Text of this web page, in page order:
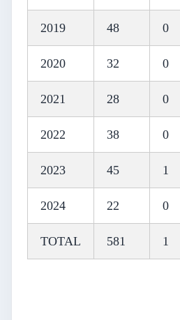
2019 48 0
2020 32 0
2021 28 0
2022 38 0
2023 45 1
2024 22 0
TOTAL 581 1